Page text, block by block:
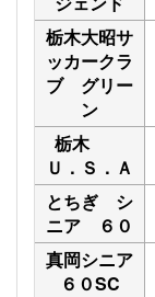
栃木大昭サ
ッカークラ
ブ グリー
ン
栃木
Ｕ．Ｓ．Ａ
とちぎ シ
ニア ６０
真岡シニア
６０SC